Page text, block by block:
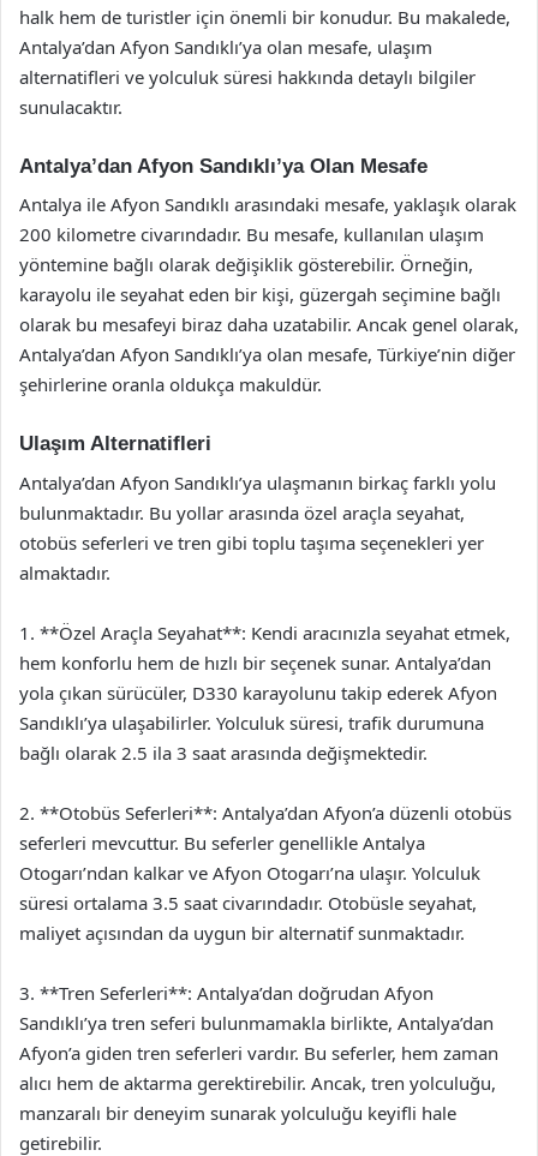
halk hem de turistler için önemli bir konudur. Bu makalede,
Antalya’dan Afyon Sandıklı’ya olan mesafe, ulaşım
alternatifleri ve yolculuk süresi hakkında detaylı bilgiler
sunulacaktır.
Antalya’dan Afyon Sandıklı’ya Olan Mesafe
Antalya ile Afyon Sandıklı arasındaki mesafe, yaklaşık olarak
200 kilometre civarındadır. Bu mesafe, kullanılan ulaşım
yöntemine bağlı olarak değişiklik gösterebilir. Örneğin,
karayolu ile seyahat eden bir kişi, güzergah seçimine bağlı
olarak bu mesafeyi biraz daha uzatabilir. Ancak genel olarak,
Antalya’dan Afyon Sandıklı’ya olan mesafe, Türkiye’nin diğer
şehirlerine oranla oldukça makuldür.
Ulaşım Alternatifleri
Antalya’dan Afyon Sandıklı’ya ulaşmanın birkaç farklı yolu
bulunmaktadır. Bu yollar arasında özel araçla seyahat,
otobüs seferleri ve tren gibi toplu taşıma seçenekleri yer
almaktadır.
1. **Özel Araçla Seyahat**: Kendi aracınızla seyahat etmek,
hem konforlu hem de hızlı bir seçenek sunar. Antalya’dan
yola çıkan sürücüler, D330 karayolunu takip ederek Afyon
Sandıklı’ya ulaşabilirler. Yolculuk süresi, trafik durumuna
bağlı olarak 2.5 ila 3 saat arasında değişmektedir.
2. **Otobüs Seferleri**: Antalya’dan Afyon’a düzenli otobüs
seferleri mevcuttur. Bu seferler genellikle Antalya
Otogarı’ndan kalkar ve Afyon Otogarı’na ulaşır. Yolculuk
süresi ortalama 3.5 saat civarındadır. Otobüsle seyahat,
maliyet açısından da uygun bir alternatif sunmaktadır.
3. **Tren Seferleri**: Antalya’dan doğrudan Afyon
Sandıklı’ya tren seferi bulunmamakla birlikte, Antalya’dan
Afyon’a giden tren seferleri vardır. Bu seferler, hem zaman
alıcı hem de aktarma gerektirebilir. Ancak, tren yolculuğu,
manzaralı bir deneyim sunarak yolculuğu keyifli hale
getirebilir.